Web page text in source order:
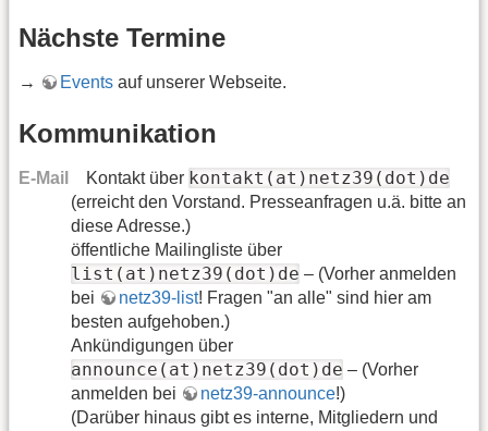
Nächste Termine
→ Events auf unserer Webseite.
Kommunikation
E-Mail Kontakt über kontakt(at)netz39(dot)de
(erreicht den Vorstand. Presseanfragen u.ä. bitte an
diese Adresse.)
öffentliche Mailingliste über
list(at)netz39(dot)de – (Vorher anmelden
bei
netz39-list! Fragen "an alle" sind hier am
besten aufgehoben.)
Ankündigungen über
announce(at)netz39(dot)de – (Vorher
anmelden bei
netz39-announce!)
(Darüber hinaus gibt es interne, Mitgliedern und